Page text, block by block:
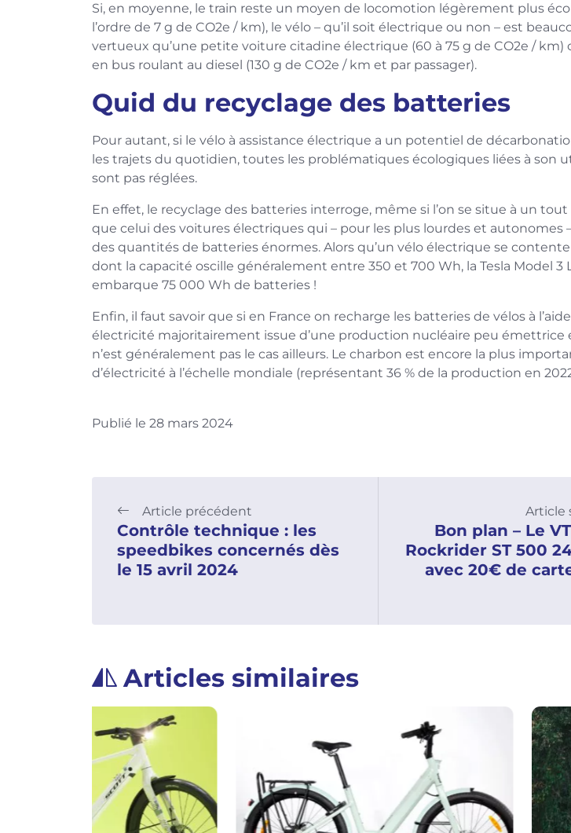
Si, en moyenne, le train reste un moyen de locomotion légèrement plus
l’ordre de 7 g de CO2e / km), le vélo – qu’il soit électrique ou non – est
vertueux qu’une petite voiture citadine électrique (60 à 75 g de CO2e / km)
en bus roulant au diesel (130 g de CO2e / km et par passager).
Quid du recyclage des batteries
Pour autant, si le vélo à assistance électrique a un potentiel de
les trajets du quotidien, toutes les problématiques écologiques liées à son
sont pas réglées.
En effet, le recyclage des batteries interroge, même si l’on se situe à un
que celui des voitures électriques qui – pour les plus lourdes et autonomes
des quantités de batteries énormes. Alors qu’un vélo électrique se
dont la capacité oscille généralement entre 350 et 700 Wh, la Tesla Model 3
embarque 75 000 Wh de batteries !
Enfin, il faut savoir que si en France on recharge les batteries de vélos à
électricité majoritairement issue d’une production nucléaire peu émettrice
n’est généralement pas le cas ailleurs. Le charbon est encore la plus
d’électricité à l’échelle mondiale (représentant 36 % de la production en
Publié le 28 mars 2024
Article précédent
Contrôle technique : les
speedbikes concernés dès
le 15 avril 2024
Article
Bon plan – Le
Rockrider ST 500
avec 20€ de
Articles similaires